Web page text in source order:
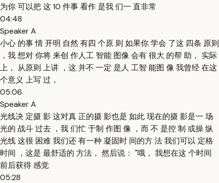
为你 可以把 这 10 件事 看作 是我 们一 直非常
04:48
Speaker A
小心 的事 情 开明 自然 有四 个原 则 如果你 学会 了这 四条 原则
，我 想对 你将 来创 作人工 智能 图像 会有 很大 的帮 助， 实际
上， 从原则 上讲 ，这 并不 一定 是人 工智 能图 像 我曾经 在这
个意义 上写 过，
05:06
Speaker A
光线决 定摄 影 这对真 正的摄 影也是 如此 现在的摄 影是一 场
光的 战斗 过去 ，我 们忙 于制 作图 像 ，而 不 是控 制 或操 纵
光线 这很 困难 我们还 有一种 凝固时 间的方 法 我们可以 定格
时间 ，这是 最舒适的 方法， 然后说： "哦， 我想在这 个时间
前后获得 感觉
05:28